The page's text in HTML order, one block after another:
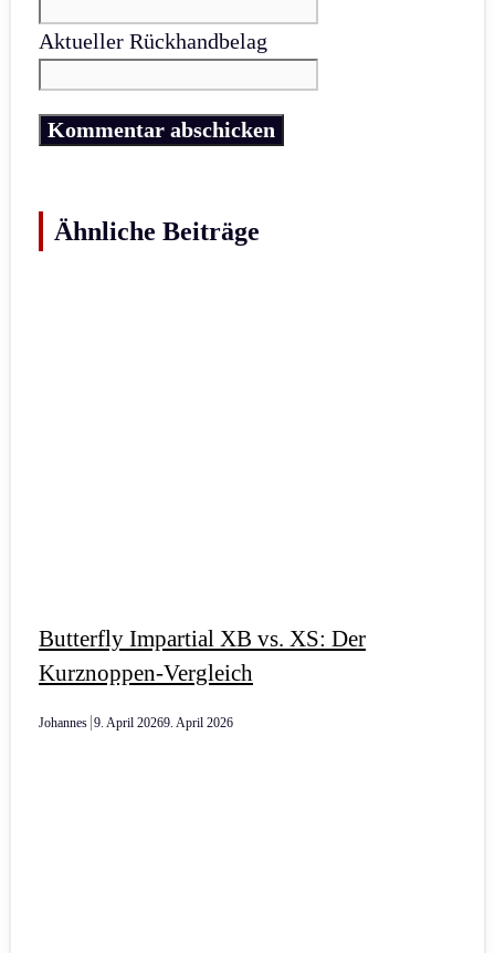
Aktueller Rückhandbelag
Ähnliche Beiträge
Butterfly Impartial XB vs. XS: Der
Kurznoppen-Vergleich
Johannes 9. April 20269. April 2026